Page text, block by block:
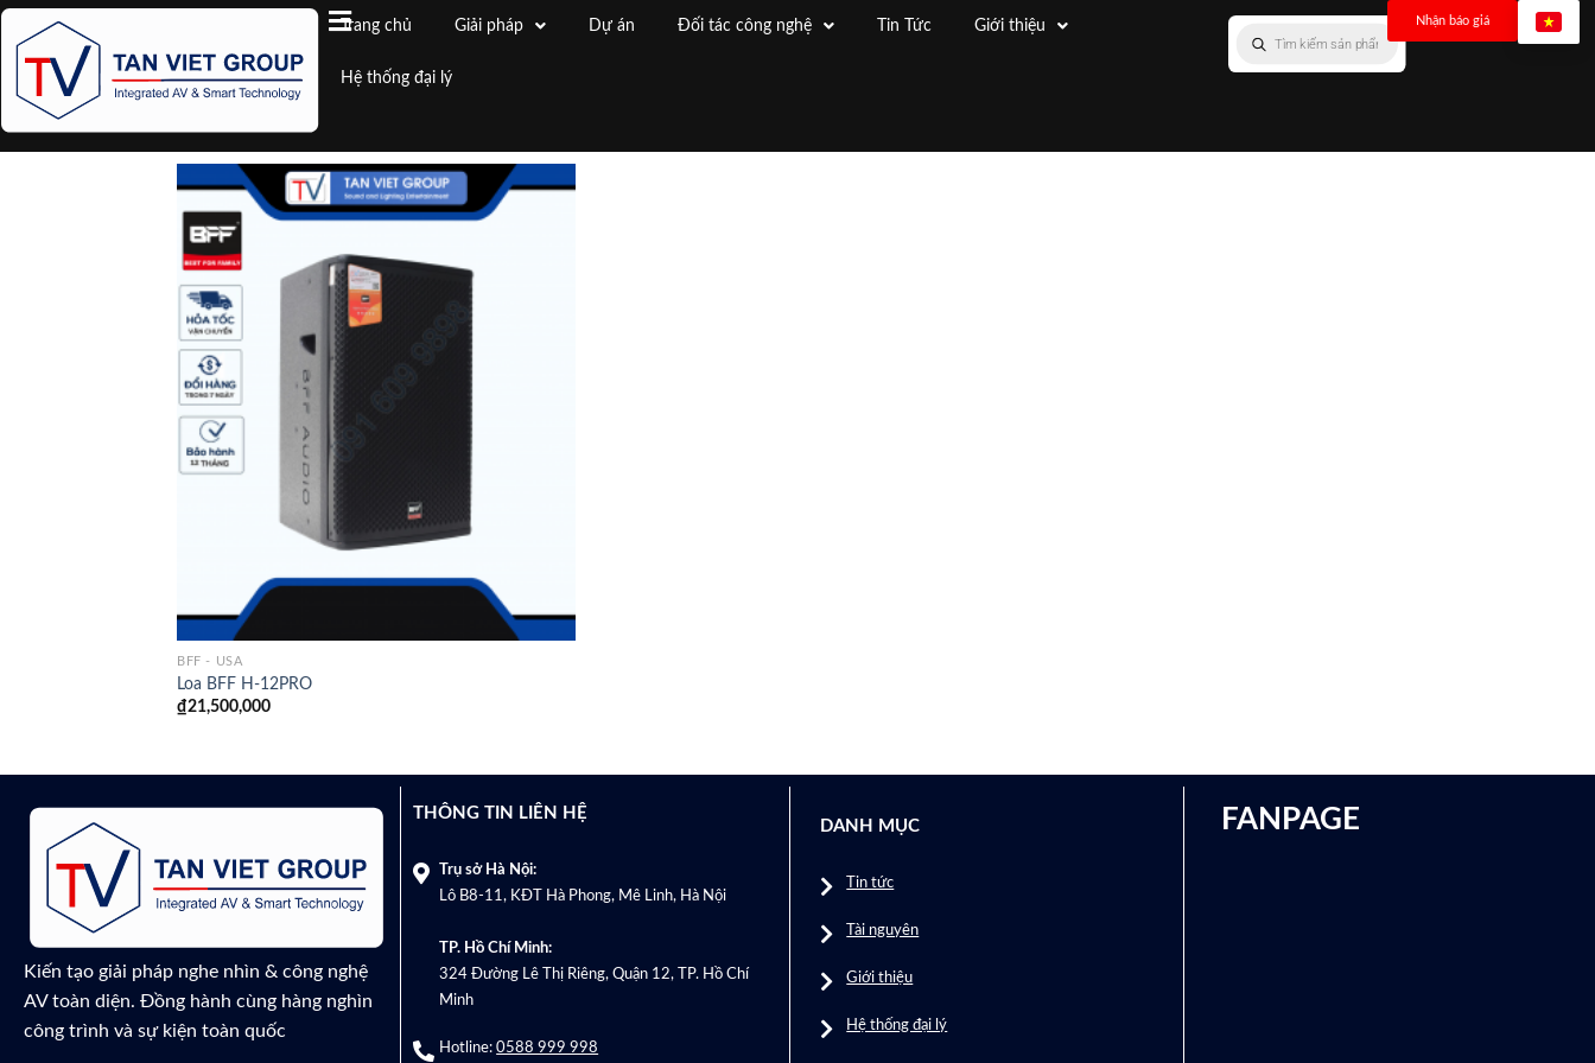
Trang chủ Giải pháp Dự án Đối tác công nghệ Tin Tức Giới thiệu
Hệ thống đại lý
Nhận báo giá
BFF - USA
Loa BFF H-12PRO
₫21,500,000
Kiến tạo giải pháp nghe nhìn & công nghệ
AV toàn diện. Đồng hành cùng hàng nghìn
công trình và sự kiện toàn quốc
THÔNG TIN LIÊN HỆ
Trụ sở Hà Nội:
Lô B8-11, KĐT Hà Phong, Mê Linh, Hà Nội
TP. Hồ Chí Minh:
324 Đường Lê Thị Riêng, Quận 12, TP. Hồ Chí
Minh
Hotline:0588 999 998
DANH MỤC
Tin tức
Tài nguyên
Giới thiệu
Hệ thống đại lý
FANPAGE